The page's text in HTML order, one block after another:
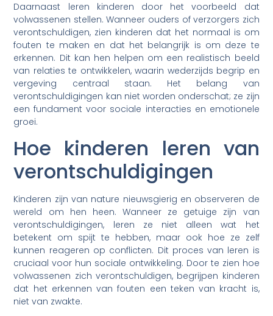
Daarnaast leren kinderen door het voorbeeld dat
volwassenen stellen. Wanneer ouders of verzorgers zich
verontschuldigen, zien kinderen dat het normaal is om
fouten te maken en dat het belangrijk is om deze te
erkennen. Dit kan hen helpen om een realistisch beeld
van relaties te ontwikkelen, waarin wederzijds begrip en
vergeving centraal staan. Het belang van
verontschuldigingen kan niet worden onderschat; ze zijn
een fundament voor sociale interacties en emotionele
groei.
Hoe kinderen leren van
verontschuldigingen
Kinderen zijn van nature nieuwsgierig en observeren de
wereld om hen heen. Wanneer ze getuige zijn van
verontschuldigingen, leren ze niet alleen wat het
betekent om spijt te hebben, maar ook hoe ze zelf
kunnen reageren op conflicten. Dit proces van leren is
cruciaal voor hun sociale ontwikkeling. Door te zien hoe
volwassenen zich verontschuldigen, begrijpen kinderen
dat het erkennen van fouten een teken van kracht is,
niet van zwakte.